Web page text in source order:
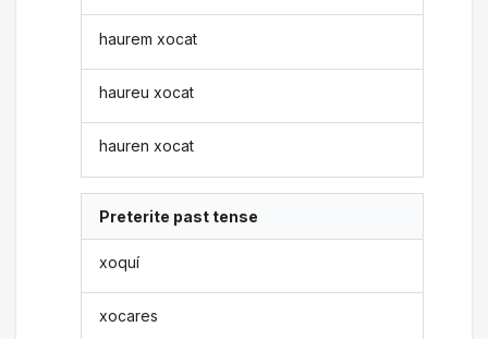
haurem xocat
haureu xocat
hauren xocat
Preterite past tense
xoquí
xocares